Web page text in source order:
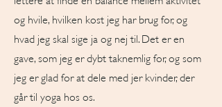
og hvile, hvilken kost jeg har brug for, og
hvad jeg skal sige ja og nej til. Det er en
gave, som jeg er dybt taknemlig for, og som
jeg er glad for at dele med jer kvinder, der
går til yoga hos os.